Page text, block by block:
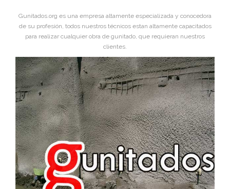
Gunitados.org es una empresa altamente especializada y conocedora
de su profesión, todos nuestros técnicos estan altamente capacitados
para realizar cualquier obra de gunitado, que requieran nuestros
clientes.